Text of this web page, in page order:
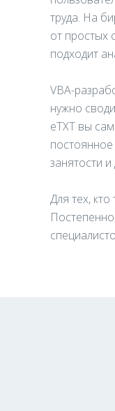
труда. На
от простых
подходит
VBA-
нужно
eTXT вы
занятости
Для тех,